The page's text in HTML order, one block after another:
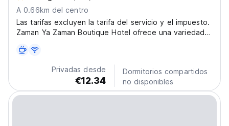
A 0.66km del centro
Las tarifas excluyen la tarifa del servicio y el impuesto.
Zaman Ya Zaman Boutique Hotel ofrece una variedad
excelentes vistas y un comedor tradicional.
Privadas desde
€12.34
Dormitorios compartidos
no disponibles